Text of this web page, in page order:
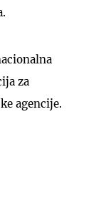
za
agencije.